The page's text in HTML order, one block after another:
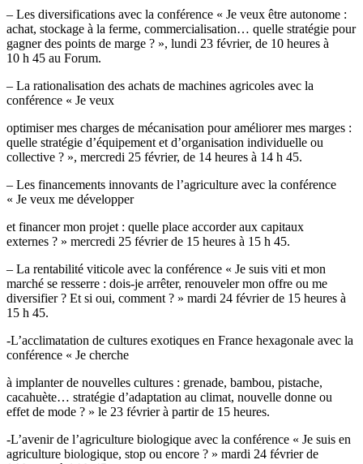
– Les diversifications avec la conférence « Je veux être autonome :
achat, stockage à la ferme, commercialisation… quelle stratégie pour
gagner des points de marge ? », lundi 23 février, de 10 heures à
10 h 45 au Forum.
– La rationalisation des achats de machines agricoles avec la
conférence « Je veux
optimiser mes charges de mécanisation pour améliorer mes marges :
quelle stratégie d’équipement et d’organisation individuelle ou
collective ? », mercredi 25 février, de 14 heures à 14 h 45.
– Les financements innovants de l’agriculture avec la conférence
« Je veux me développer
et financer mon projet : quelle place accorder aux capitaux
externes ? » mercredi 25 février de 15 heures à 15 h 45.
– La rentabilité viticole avec la conférence « Je suis viti et mon
marché se resserre : dois-je arrêter, renouveler mon offre ou me
diversifier ? Et si oui, comment ? » mardi 24 février de 15 heures à
15 h 45.
-L’acclimatation de cultures exotiques en France hexagonale avec la
conférence « Je cherche
à implanter de nouvelles cultures : grenade, bambou, pistache,
cacahuète… stratégie d’adaptation au climat, nouvelle donne ou
effet de mode ? » le 23 février à partir de 15 heures.
-L’avenir de l’agriculture biologique avec la conférence « Je suis en
agriculture biologique, stop ou encore ? » mardi 24 février de